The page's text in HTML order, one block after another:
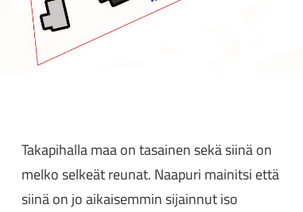
Takapihalla maa on tasainen sekä siinä on
melko selkeät reunat. Naapuri mainitsi että
siinä on jo aikaisemmin sijainnut iso